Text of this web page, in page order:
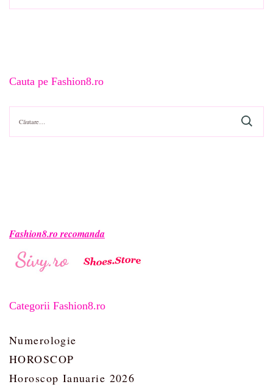
Cauta pe Fashion8.ro
Caută
după:
Fashion8.ro recomanda
Categorii Fashion8.ro
Numerologie
HOROSCOP
Horoscop Ianuarie 2026